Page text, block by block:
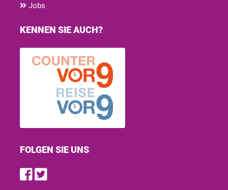
Jobs
KENNEN SIE AUCH?
FOLGEN SIE UNS
Find us on Facebook
Follow us on Twitter